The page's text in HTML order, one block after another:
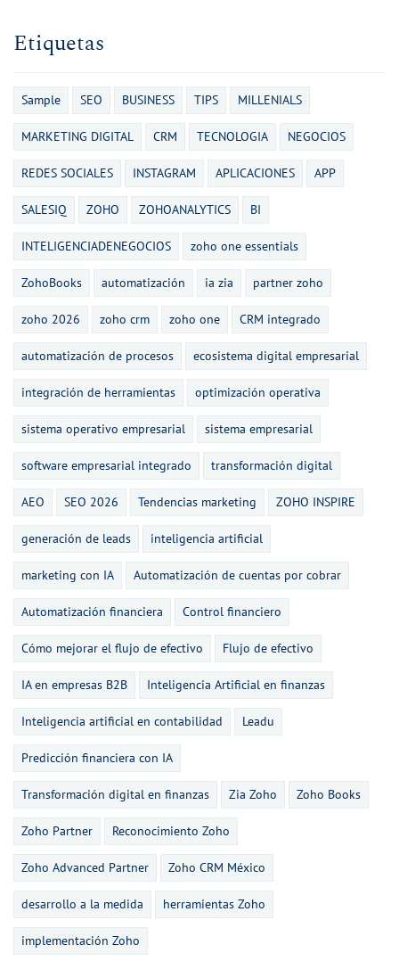
Etiquetas
Sample SEO BUSINESS TIPS MILLENIALS
MARKETING DIGITAL CRM TECNOLOGIA NEGOCIOS
REDES SOCIALES INSTAGRAM APLICACIONES APP
SALESIQ ZOHO ZOHOANALYTICS BI
INTELIGENCIADENEGOCIOS zoho one essentials
ZohoBooks automatización ia zia partner zoho
zoho 2026 zoho crm zoho one CRM integrado
automatización de procesos ecosistema digital empresarial
integración de herramientas optimización operativa
sistema operativo empresarial sistema empresarial
software empresarial integrado transformación digital
AEO SEO 2026 Tendencias marketing ZOHO INSPIRE
generación de leads inteligencia artificial
marketing con IA Automatización de cuentas por cobrar
Automatización financiera Control financiero
Cómo mejorar el flujo de efectivo Flujo de efectivo
IA en empresas B2B Inteligencia Artificial en finanzas
Inteligencia artificial en contabilidad Leadu
Predicción financiera con IA
Transformación digital en finanzas Zia Zoho Zoho Books
Zoho Partner Reconocimiento Zoho
Zoho Advanced Partner Zoho CRM México
desarrollo a la medida herramientas Zoho
implementación Zoho